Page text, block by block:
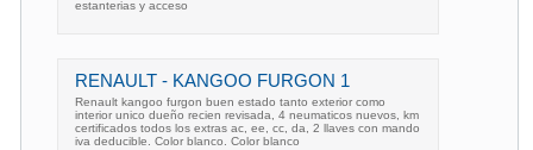
estanterias y acceso
RENAULT - KANGOO FURGON 1
Renault kangoo furgon buen estado tanto exterior como
interior unico dueño recien revisada, 4 neumaticos nuevos, km
certificados todos los extras ac, ee, cc, da, 2 llaves con mando
iva deducible. Color blanco. Color blanco